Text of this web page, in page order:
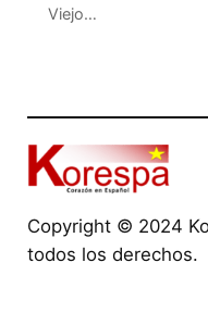
Viejo…
Copyright © 2024
todos los derechos.